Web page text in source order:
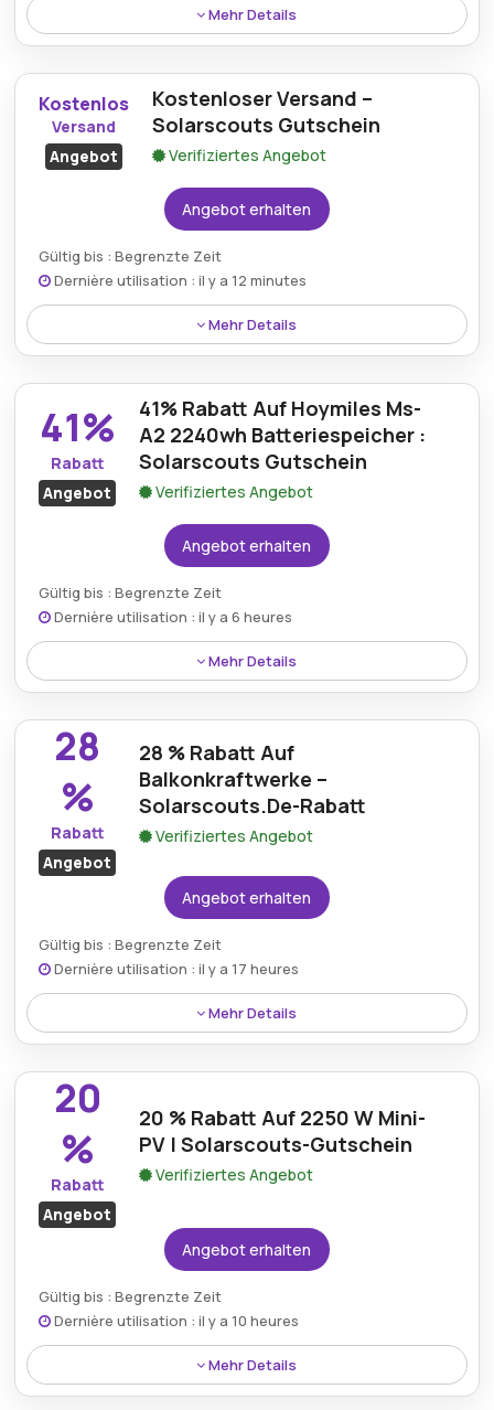
Mehr Details
Solarscouts.de bietet einen attraktiven Rabatt von
bis zu 50%, sodass Kunden bei verschiedenen
Produkten deutlich sparen können und so den
Gesamtwert ihres Erlebnisses mit dieser Aktion
steigern.
Kostenlos
Versand
Angebot
Kostenloser Versand –
Solarscouts Gutschein
Verifiziertes Angebot
Angebot erhalten
Gültig bis : Begrenzte Zeit
Dernière utilisation : il y a 12 minutes
Mehr Details
Solarscouts bietet kostenlosen Versand auf alle
qualifizierten Bestellungen, wodurch Kunden
zusätzlichen Wert ohne zusätzliche Lieferkosten
genießen können.
41%
Rabatt
Angebot
41% Rabatt Auf Hoymiles Ms-
A2 2240wh Batteriespeicher :
Solarscouts Gutschein
Verifiziertes Angebot
Angebot erhalten
Gültig bis : Begrenzte Zeit
Dernière utilisation : il y a 6 heures
Mehr Details
Die Hoymiles MS-A2 2240Wh-
Batteriespeichereinheit ist mit einem 41%-Rabatt
erhältlich, wenn ein gültiger Solarscouts-Gutschein
verwendet wird.
28
%
Rabatt
Angebot
28 % Rabatt Auf
Balkonkraftwerke –
Solarscouts.De-Rabatt
Verifiziertes Angebot
Angebot erhalten
Gültig bis : Begrenzte Zeit
Dernière utilisation : il y a 17 heures
Mehr Details
Über ein Angebot von Solarscouts.de erhalten
Kunden einen Rabatt von 28 % auf das
Balkonkraftwerk und schaffen damit eine
hervorragende Gelegenheit für diejenigen, die ihre
Energiesysteme zu Hause durch Einsparungen
verbessern möchten.
20
%
Rabatt
Angebot
20 % Rabatt Auf 2250 W Mini-
PV | Solarscouts-Gutschein
Verifiziertes Angebot
Angebot erhalten
Gültig bis : Begrenzte Zeit
Dernière utilisation : il y a 10 heures
Mehr Details
Mit einem Rabatt von 20 % auf die 2250-W-Mini-PV